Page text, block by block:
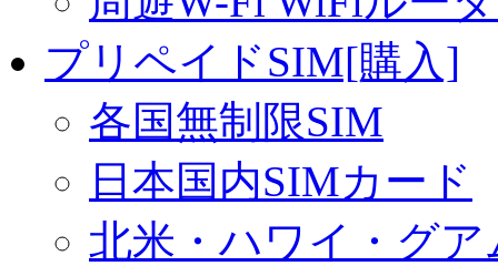
プリペイドSIM[購入]
各国無制限SIM
日本国内SIMカード
北米・ハワイ・グ